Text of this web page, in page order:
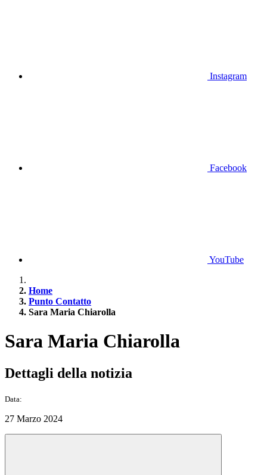
Instagram
Facebook
YouTube
Home
Punto Contatto
Sara Maria Chiarolla
Sara Maria Chiarolla
Dettagli della notizia
Data:
27 Marzo 2024